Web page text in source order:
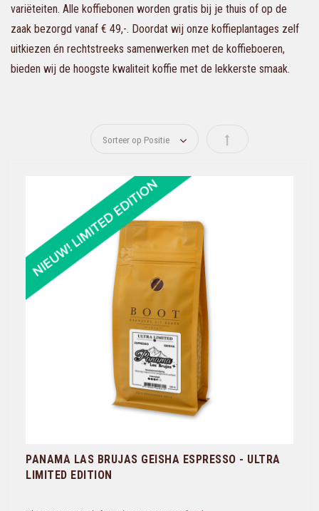
variëteiten. Alle koffiebonen worden gratis bij je thuis of op de
zaak bezorgd vanaf € 49,-. Doordat wij onze koffieplantages zelf
uitkiezen én rechtstreeks samenwerken met de koffieboeren,
bieden wij de hoogste kwaliteit koffie met de lekkerste smaak.
Van hoog naar laag
PANAMA LAS BRUJAS GEISHA ESPRESSO - ULTRA
LIMITED EDITION